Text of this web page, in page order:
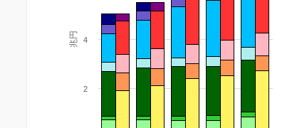
兆円
2
4